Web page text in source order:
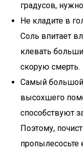
градусов,
Не кладите в
Соль впитает
клевать
скорую смерть.
Самый большой
высохшего
способствуют
Поэтому,
пропылесосьте